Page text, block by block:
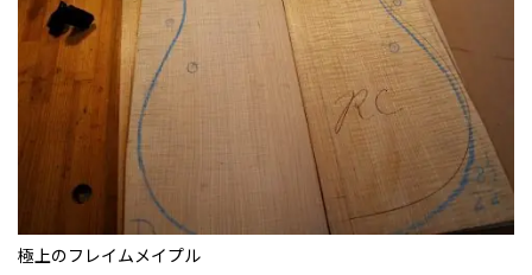
極上のフレイムメイプル